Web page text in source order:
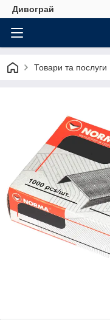
Дивограй
Товари та послуги